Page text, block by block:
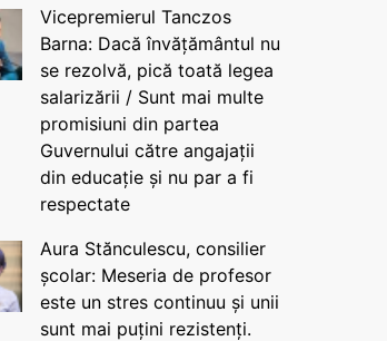
Vicepremierul Tanczos
Barna: Dacă învățământul nu
se rezolvă, pică toată legea
salarizării / Sunt mai multe
promisiuni din partea
Guvernului către angajații
din educație și nu par a fi
respectate
Aura Stănculescu, consilier
școlar: Meseria de profesor
este un stres continuu și unii
sunt mai puțini rezistenți.